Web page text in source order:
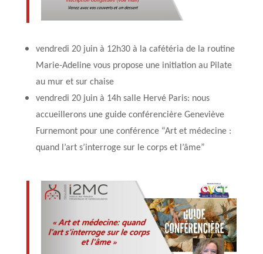
vendredi 20 juin à 12h30 à la cafétéria de la routine
Marie-Adeline vous propose une initiation au Pilate
au mur et sur chaise
vendredi 20 juin à 14h salle Hervé Paris: nous
accueillerons une guide conférencière Geneviève
Furnemont pour une conférence “Art et médecine :
quand l’art s’interroge sur le corps et l’âme”